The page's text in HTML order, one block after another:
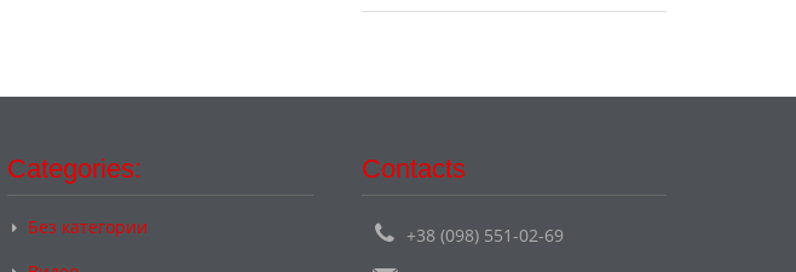
Categories:
Без категории
Contacts
+38 (098) 551-02-69